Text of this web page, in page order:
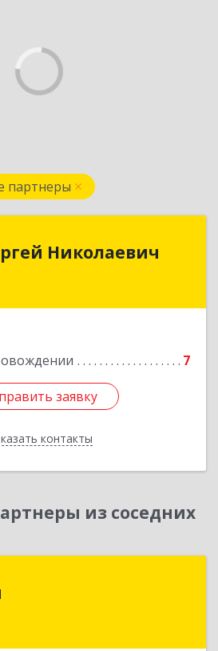
партнеры
Николаевич
7
заявку
контакты
Сергей Николаевич
заявку
Назад
из соседних
обл, город Южно-